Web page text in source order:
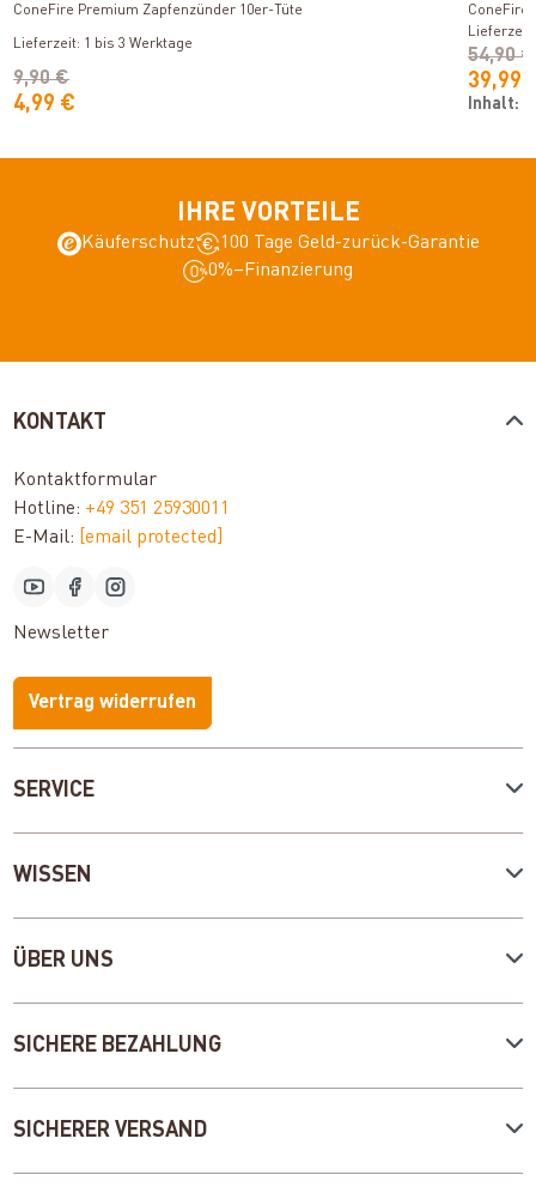
ConeFire Premium Zapfenzünder 10er-Tüte
Lieferzeit: 1 bis 3 Werktage
4,99 €
9,90 €
ConeFire
39,99
54,90 €
Inhalt:
IHRE VORTEILE
Käuferschutz
100 Tage Geld-zurück-Garantie
0%–Finanzierung
SERVICE
WISSEN
ÜBER UNS
KONTAKT
Kontaktformular
Hotline: +49 351 25930011
E-Mail: [email protected]
Newsletter
Vertrag widerrufen
SICHERE BEZAHLUNG
SICHERER VERSAND